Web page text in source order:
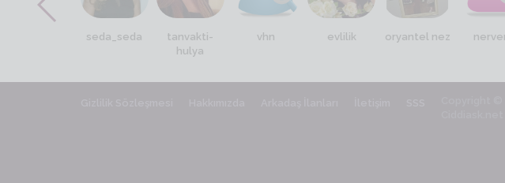
seda_seda
tanvakti-
hulya
vhn evlilik oryantel nez